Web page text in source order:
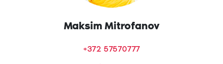
Maksim Mitrofanov
+372 57570777